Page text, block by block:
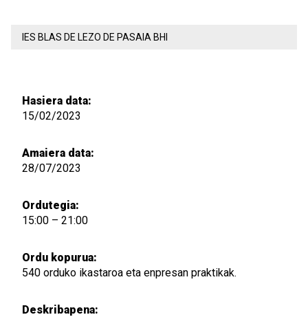
IES BLAS DE LEZO DE PASAIA BHI
Hasiera data:
15/02/2023
Amaiera data:
28/07/2023
Ordutegia:
15:00 – 21:00
Ordu kopurua:
540 orduko ikastaroa eta enpresan praktikak.
Deskribapena: